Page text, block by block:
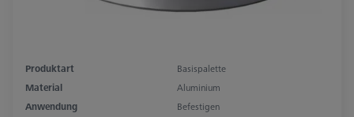
Produktart
Basispalette
Material
Aluminium
Anwendung
Befestigen